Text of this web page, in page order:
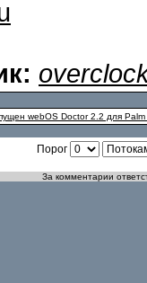
webOS Doctor 2.2 для Palm
Порог
За комментарии